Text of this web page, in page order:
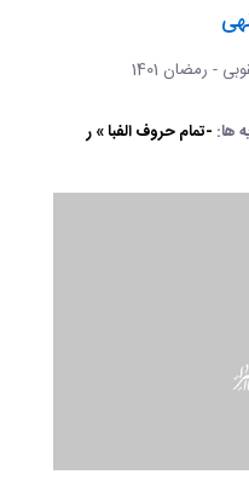
- رمضان 1401
ها: -تمام حروف الفبا » ر